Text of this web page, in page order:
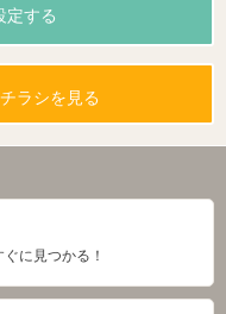
定する
ラシを見る
に見つかる！